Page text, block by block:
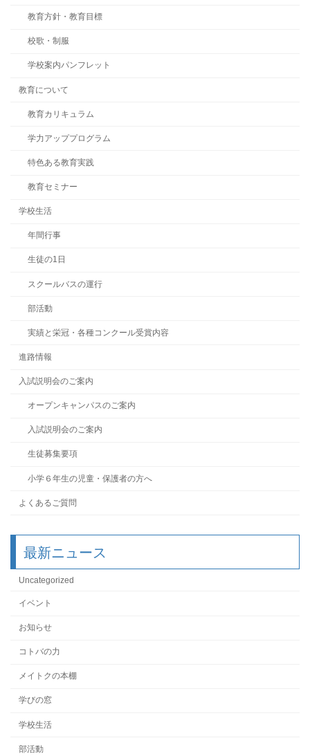
教育方針・教育目標
校歌・制服
学校案内パンフレット
教育について
教育カリキュラム
学力アッププログラム
特色ある教育実践
教育セミナー
学校生活
年間行事
生徒の1日
スクールバスの運行
部活動
実績と栄冠・各種コンクール受賞内容
進路情報
入試説明会のご案内
オープンキャンパスのご案内
入試説明会のご案内
生徒募集要項
小学６年生の児童・保護者の方へ
よくあるご質問
最新ニュース
Uncategorized
イベント
お知らせ
コトバの力
メイトクの本棚
学びの窓
学校生活
部活動